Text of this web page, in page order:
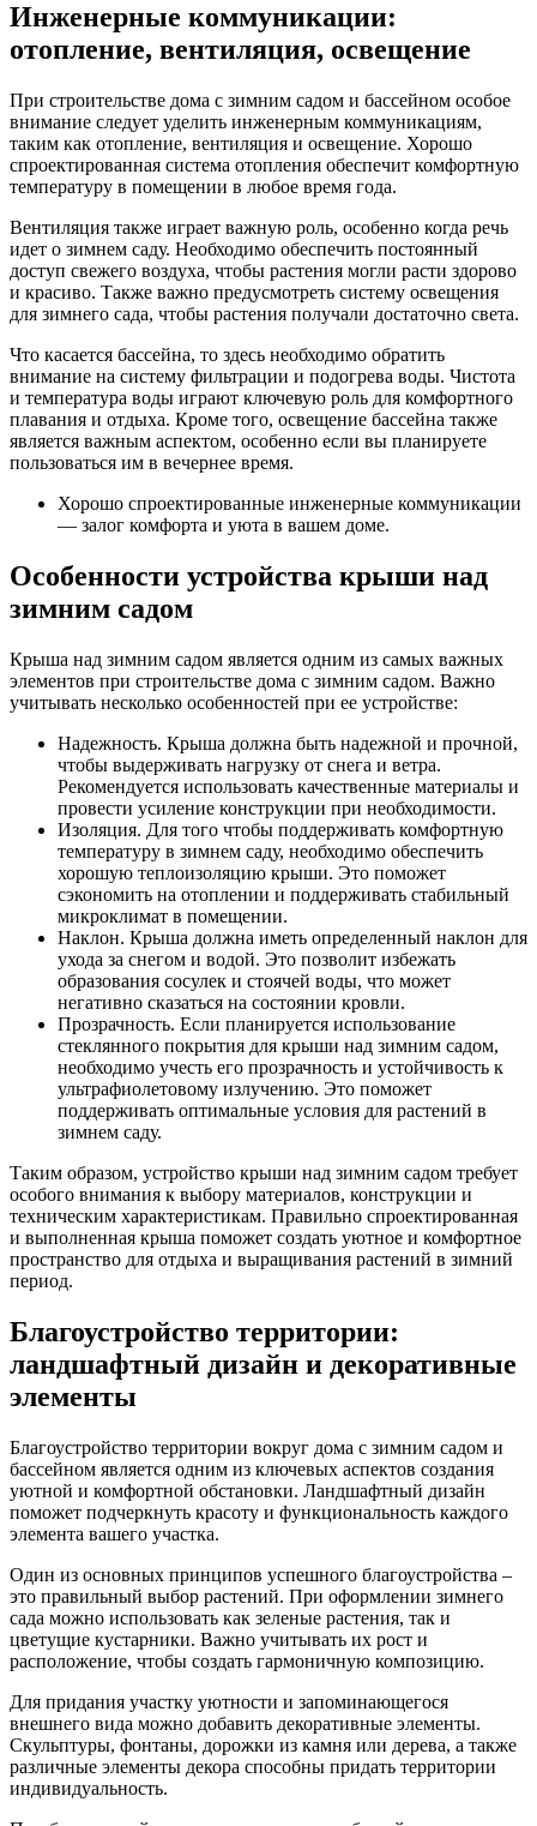
Инженерные коммуникации:
отопление, вентиляция, освещение
При строительстве дома с зимним садом и бассейном особое
внимание следует уделить инженерным коммуникациям,
таким как отопление, вентиляция и освещение. Хорошо
спроектированная система отопления обеспечит комфортную
температуру в помещении в любое время года.
Вентиляция также играет важную роль, особенно когда речь
идет о зимнем саду. Необходимо обеспечить постоянный
доступ свежего воздуха, чтобы растения могли расти здорово
и красиво. Также важно предусмотреть систему освещения
для зимнего сада, чтобы растения получали достаточно света.
Что касается бассейна, то здесь необходимо обратить
внимание на систему фильтрации и подогрева воды. Чистота
и температура воды играют ключевую роль для комфортного
плавания и отдыха. Кроме того, освещение бассейна также
является важным аспектом, особенно если вы планируете
пользоваться им в вечернее время.
Хорошо спроектированные инженерные коммуникации
— залог комфорта и уюта в вашем доме.
Особенности устройства крыши над
зимним садом
Крыша над зимним садом является одним из самых важных
элементов при строительстве дома с зимним садом. Важно
учитывать несколько особенностей при ее устройстве:
Надежность. Крыша должна быть надежной и прочной,
чтобы выдерживать нагрузку от снега и ветра.
Рекомендуется использовать качественные материалы и
провести усиление конструкции при необходимости.
Изоляция. Для того чтобы поддерживать комфортную
температуру в зимнем саду, необходимо обеспечить
хорошую теплоизоляцию крыши. Это поможет
сэкономить на отоплении и поддерживать стабильный
микроклимат в помещении.
Наклон. Крыша должна иметь определенный наклон для
ухода за снегом и водой. Это позволит избежать
образования сосулек и стоячей воды, что может
негативно сказаться на состоянии кровли.
Прозрачность. Если планируется использование
стеклянного покрытия для крыши над зимним садом,
необходимо учесть его прозрачность и устойчивость к
ультрафиолетовому излучению. Это поможет
поддерживать оптимальные условия для растений в
зимнем саду.
Таким образом, устройство крыши над зимним садом требует
особого внимания к выбору материалов, конструкции и
техническим характеристикам. Правильно спроектированная
и выполненная крыша поможет создать уютное и комфортное
пространство для отдыха и выращивания растений в зимний
период.
Благоустройство территории:
ландшафтный дизайн и декоративные
элементы
Благоустройство территории вокруг дома с зимним садом и
бассейном является одним из ключевых аспектов создания
уютной и комфортной обстановки. Ландшафтный дизайн
поможет подчеркнуть красоту и функциональность каждого
элемента вашего участка.
Один из основных принципов успешного благоустройства –
это правильный выбор растений. При оформлении зимнего
сада можно использовать как зеленые растения, так и
цветущие кустарники. Важно учитывать их рост и
расположение, чтобы создать гармоничную композицию.
Для придания участку уютности и запоминающегося
внешнего вида можно добавить декоративные элементы.
Скульптуры, фонтаны, дорожки из камня или дерева, а также
различные элементы декора способны придать территории
индивидуальность.